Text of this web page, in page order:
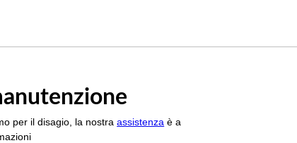
per il disagio, la nostraassistenza è a